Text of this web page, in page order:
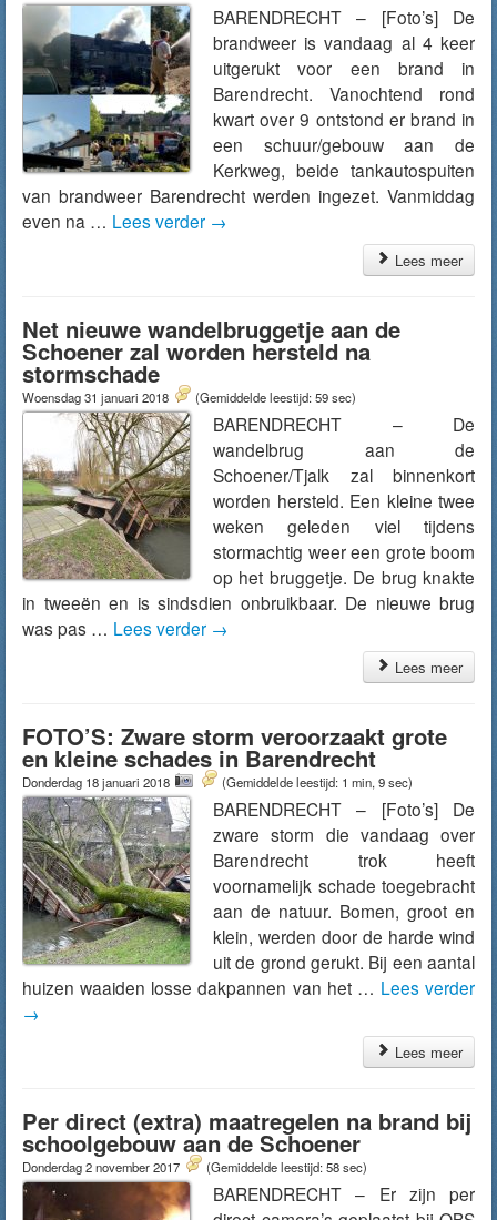
BARENDRECHT – [Foto’s] De
brandweer is vandaag al 4 keer
uitgerukt voor een brand in
Barendrecht. Vanochtend rond
kwart over 9 ontstond er brand in
een schuur/gebouw aan de
Kerkweg, beide tankautospuiten
van brandweer Barendrecht werden ingezet. Vanmiddag
even na … Lees verder →
Lees meer
Net nieuwe wandelbruggetje aan de
Schoener zal worden hersteld na
stormschade
Woensdag 31 januari 2018 (Gemiddelde leestijd: 59 sec)
BARENDRECHT – De
wandelbrug aan de
Schoener/Tjalk zal binnenkort
worden hersteld. Een kleine twee
weken geleden viel tijdens
stormachtig weer een grote boom
op het bruggetje. De brug knakte
in tweeën en is sindsdien onbruikbaar. De nieuwe brug
was pas … Lees verder →
Lees meer
FOTO’S: Zware storm veroorzaakt grote
en kleine schades in Barendrecht
Donderdag 18 januari 2018 (Gemiddelde leestijd: 1 min, 9 sec)
BARENDRECHT – [Foto’s] De
zware storm die vandaag over
Barendrecht trok heeft
voornamelijk schade toegebracht
aan de natuur. Bomen, groot en
klein, werden door de harde wind
uit de grond gerukt. Bij een aantal
huizen waaiden losse dakpannen van het … Lees verder
→
Lees meer
Per direct (extra) maatregelen na brand bij
schoolgebouw aan de Schoener
Donderdag 2 november 2017 (Gemiddelde leestijd: 58 sec)
BARENDRECHT – Er zijn per